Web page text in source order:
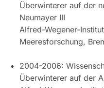
Überwinterer auf der
Neumayer III
Alfred-Wegener-
Meeresforschung,
2004-2006:
Überwinterer auf der